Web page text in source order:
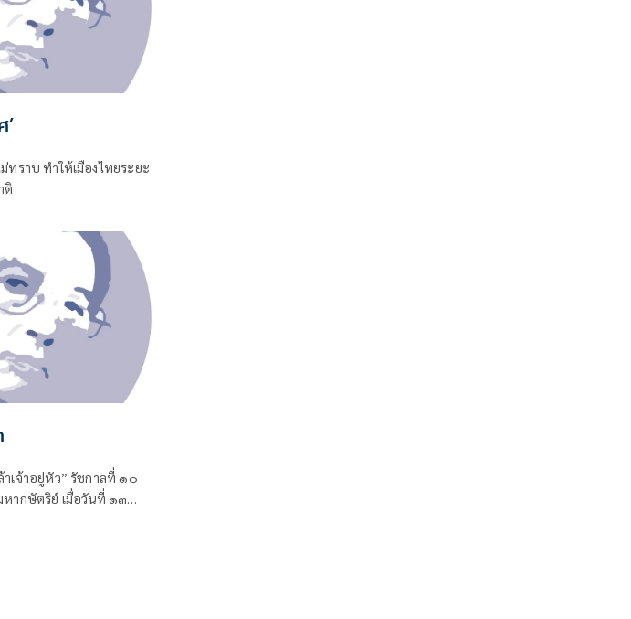
ทราบ ทำให้เมืองไทยระยะ
ติ
เจ้าอยู่หัว” รัชกาลที่ ๑๐
หากษัตริย์ เมื่อวันที่ ๑๓